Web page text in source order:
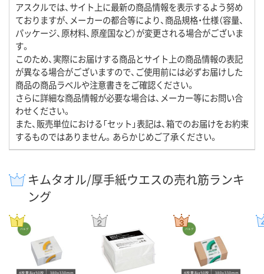
アスクルでは、サイト上に最新の商品情報を表示するよう努め
ておりますが、メーカーの都合等により、商品規格・仕様（容量、
パッケージ、原材料、原産国など）が変更される場合がございま
す。
このため、実際にお届けする商品とサイト上の商品情報の表記
が異なる場合がございますので、ご使用前には必ずお届けした
商品の商品ラベルや注意書きをご確認ください。
さらに詳細な商品情報が必要な場合は、メーカー等にお問い合
わせください。
また、販売単位における「セット」表記は、箱でのお届けをお約束
するものではありません。あらかじめご了承ください。
キムタオル/厚手紙ウエスの売れ筋ランキ
ング